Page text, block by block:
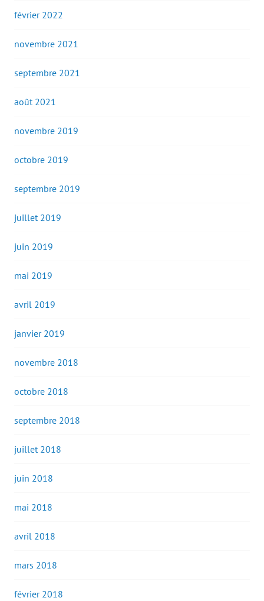
février 2022
novembre 2021
septembre 2021
août 2021
novembre 2019
octobre 2019
septembre 2019
juillet 2019
juin 2019
mai 2019
avril 2019
janvier 2019
novembre 2018
octobre 2018
septembre 2018
juillet 2018
juin 2018
mai 2018
avril 2018
mars 2018
février 2018